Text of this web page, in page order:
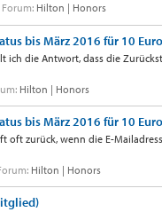
Hilton | Honors
bis März 2016 für 10 Euro
ich die Antwort, dass die
Hilton | Honors
bis März 2016 für 10 Euro
oft zurück, wenn die E-
Hilton | Honors